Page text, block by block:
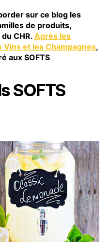
sur ce blog les
de produits,
CHR. Après les
Vins et les Champagnes,
aux SOFTS
SOFTS